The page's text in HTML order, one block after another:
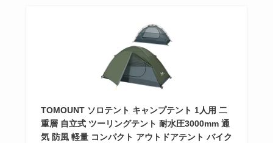
TOMOUNT ソロテント キャンプテント 1人用 二
重層 自立式 ツーリングテント 耐水圧3000mm 通
気 防風 軽量 コンパクト アウトドアテント バイク